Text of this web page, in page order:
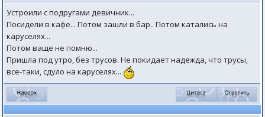
Устроили с подругами девичник...
Посидели в кафе... Потом зашли в бар.. Потом катались на
каруселях...
Потом ваще не помню...
Пришла под утро, без трусов. Не покидает надежда, что трусы,
все-таки, сдуло на каруселях...